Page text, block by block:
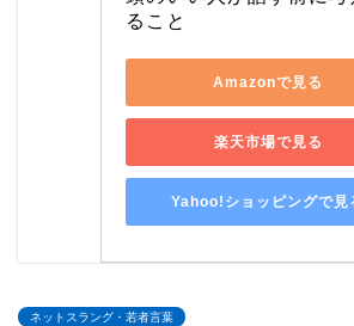
ること
Amazonで見る
楽天市場で見る
Yahoo!ショッピングで見
ネットスラング・若者言葉